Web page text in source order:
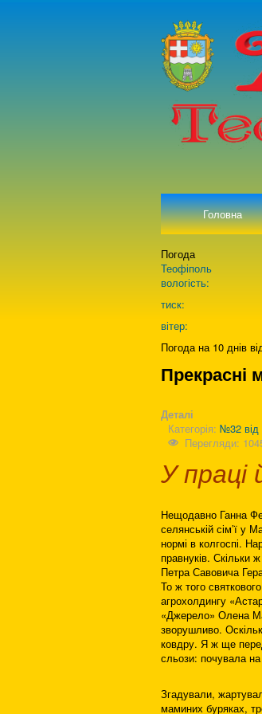
Головна
Погода
Теофіполь
вологість:
тиск:
вітер:
Погода на 10 днів
Прекрасні
Деталі
Категорія: №32 від
Перегляди:
У праці
Нещодавно Ганна
селянській сім’ї у
нормі в колгоспі.
правнуків. Скільки
Петра Савовича
То ж того
агрохолдингу
«Джерело» Олена
зворушливо.
ковдру. Я ж ще
сльози: почувала
Згадували,
маминих буряках,